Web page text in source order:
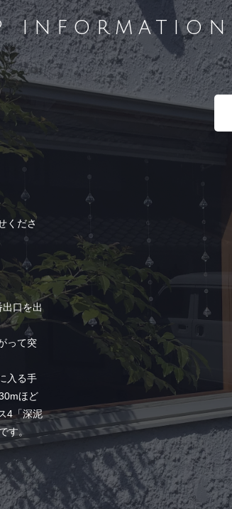
information
くださ
口を出
って突
入る手
ほど
4「深泥
す。